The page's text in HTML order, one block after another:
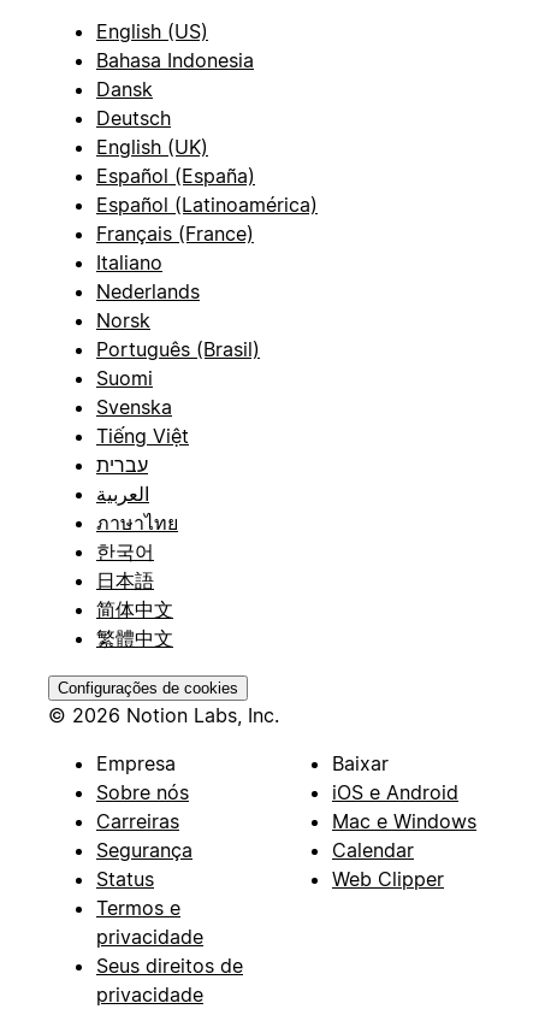
English (US)
Bahasa Indonesia
Dansk
Deutsch
English (UK)
Español (España)
Español (Latinoamérica)
Français (France)
Italiano
Nederlands
Norsk
Português (Brasil)
Suomi
Svenska
Tiếng Việt
עברית
العربية
ภาษาไทย
한국어
日本語
简体中文
繁體中文
Configurações de cookies
© 2026 Notion Labs, Inc.
Empresa
Sobre nós
Carreiras
Segurança
Status
Termos e
privacidade
Seus direitos de
privacidade
Baixar
iOS e Android
Mac e Windows
Calendar
Web Clipper